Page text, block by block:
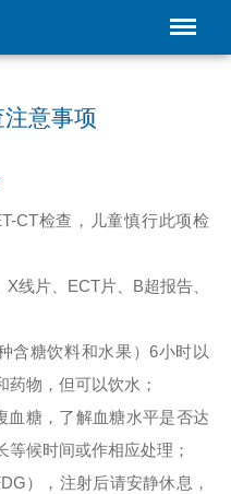
意事项
CT检查，儿童慎行此项检
线片、ECT片、B超报告、
含糖饮料和水果）6小时以
药物，但可以饮水；
血糖，了解血糖水平是否达
候时间或作相应处理；
），注射后请安静休息，